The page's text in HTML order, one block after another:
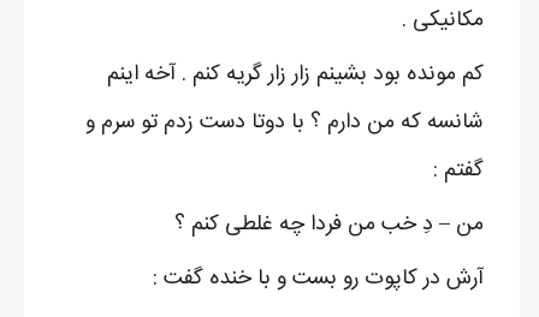
مکانیکی .
کم مونده بود بشینم زار زار گریه کنم . آخه اینم
شانسه که من دارم ؟ با دوتا دست زدم تو سرم و
گفتم :
من – دِ خب من فردا چه غلطی کنم ؟
آرش در کاپوت رو بست و با خنده گفت :